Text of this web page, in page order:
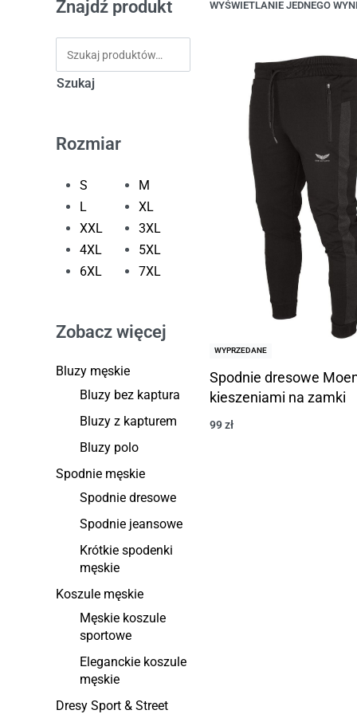
Znajdź produkt
Szukaj
Rozmiar
S
M
L
XL
XXL
3XL
4XL
5XL
6XL
7XL
Zobacz więcej
Bluzy męskie
Bluzy bez kaptura
Bluzy z kapturem
Bluzy polo
Spodnie męskie
Spodnie dresowe
Spodnie jeansowe
Krótkie spodenki
męskie
Koszule męskie
Męskie koszule
sportowe
Eleganckie koszule
męskie
Dresy Sport & Street
WYŚWIETLANIE JEDNEGO
WYPRZEDANE
Spodnie dresowe
kieszeniami na zamki
99zł